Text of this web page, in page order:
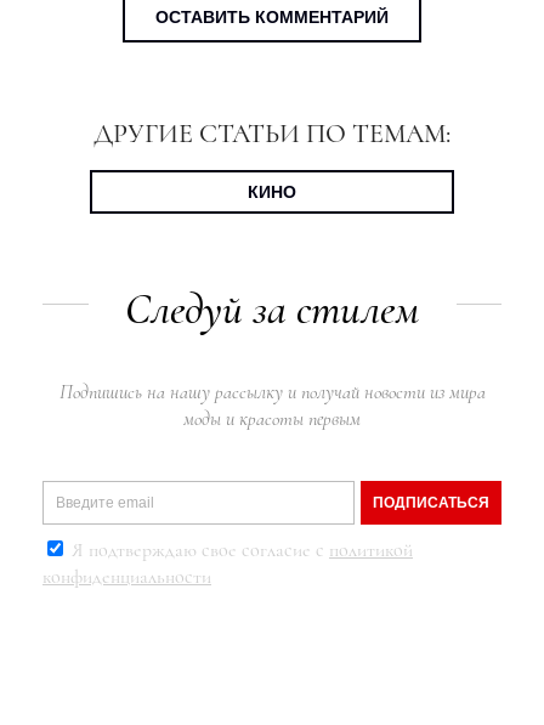
ОСТАВИТЬ КОММЕНТАРИЙ
ДРУГИЕ СТАТЬИ ПО ТЕМАМ:
КИНО
Следуй за стилем
Подпишись на нашу рассылку и получай новости из мира
моды и красоты первым
ПОДПИСАТЬСЯ
Я подтверждаю свое согласие с политикой
конфиденциальности